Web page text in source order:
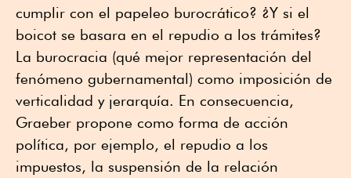
cumplir con el papeleo burocrático? ¿Y si el
boicot se basara en el repudio a los trámites?
La burocracia (qué mejor representación del
fenómeno gubernamental) como imposición de
verticalidad y jerarquía. En consecuencia,
Graeber propone como forma de acción
política, por ejemplo, el repudio a los
impuestos, la suspensión de la relación